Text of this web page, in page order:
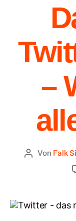
–
Von Falk